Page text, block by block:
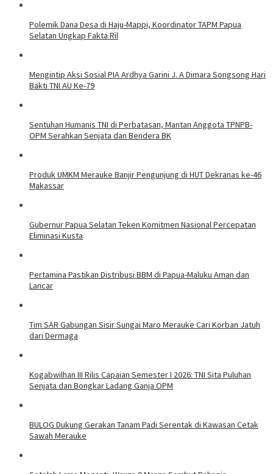
Polemik Dana Desa di Haju-Mappi, Koordinator TAPM Papua
Selatan Ungkap Fakta Ril
Mengintip Aksi Sosial PIA Ardhya Garini J. A Dimara Songsong Hari
Bakti TNI AU Ke-79
Sentuhan Humanis TNI di Perbatasan, Mantan Anggota TPNPB-
OPM Serahkan Senjata dan Bendera BK
Produk UMKM Merauke Banjir Pengunjung di HUT Dekranas ke-46
Makassar
Gubernur Papua Selatan Teken Komitmen Nasional Percepatan
Eliminasi Kusta
Pertamina Pastikan Distribusi BBM di Papua-Maluku Aman dan
Lancar
Tim SAR Gabungan Sisir Sungai Maro Merauke Cari Korban Jatuh
dari Dermaga
Kogabwilhan III Rilis Capaian Semester I 2026: TNI Sita Puluhan
Senjata dan Bongkar Ladang Ganja OPM
BULOG Dukung Gerakan Tanam Padi Serentak di Kawasan Cetak
Sawah Merauke